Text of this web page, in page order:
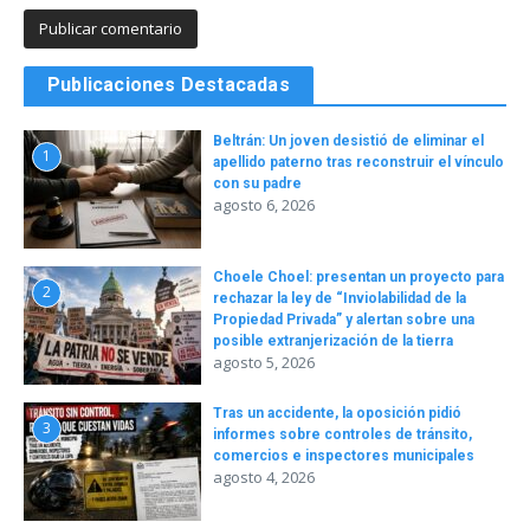
Publicaciones Destacadas
1
Beltrán: Un joven desistió de eliminar el
apellido paterno tras reconstruir el vínculo
con su padre
agosto 6, 2026
2
Choele Choel: presentan un proyecto para
rechazar la ley de “Inviolabilidad de la
Propiedad Privada” y alertan sobre una
posible extranjerización de la tierra
agosto 5, 2026
3
Tras un accidente, la oposición pidió
informes sobre controles de tránsito,
comercios e inspectores municipales
agosto 4, 2026